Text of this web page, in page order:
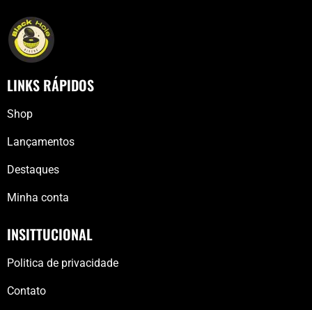
LINKS RÁPIDOS
Shop
Lançamentos
Destaques
Minha conta
INSITTUCIONAL
Politica de privacidade
Contato